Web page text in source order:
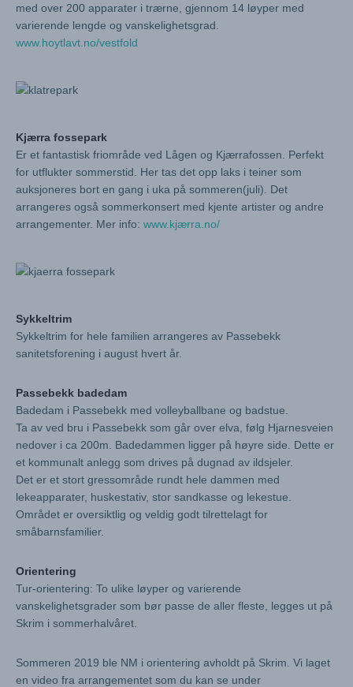
med over 200 apparater i trærne, gjennom 14 løyper med
varierende lengde og vanskelighetsgrad.
www.hoytlavt.no/vestfold
Kjærra fossepark
Er et fantastisk friområde ved Lågen og Kjærrafossen. Perfekt
for utflukter sommerstid. Her tas det opp laks i teiner som
auksjoneres bort en gang i uka på sommeren(juli). Det
arrangeres også sommerkonsert med kjente artister og andre
arrangementer. Mer info: www.kjærra.no/
Sykkeltrim
Sykkeltrim for hele familien arrangeres av Passebekk
sanitetsforening i august hvert år.
Passebekk badedam
Badedam i Passebekk med volleyballbane og badstue.
Ta av ved bru i Passebekk som går over elva, følg Hjarnesveien
nedover i ca 200m. Badedammen ligger på høyre side. Dette er
et kommunalt anlegg som drives på dugnad av ildsjeler.
Det er et stort gressområde rundt hele dammen med
lekeapparater, huskestativ, stor sandkasse og lekestue.
Området er oversiktlig og veldig godt tilrettelagt for
småbarnsfamilier.
Orientering
Tur-orientering: To ulike løyper og varierende
vanskelighetsgrader som bør passe de aller fleste, legges ut på
Skrim i sommerhalvåret.
Sommeren 2019 ble NM i orientering avholdt på Skrim. Vi laget
en video fra arrangementet som du kan se under